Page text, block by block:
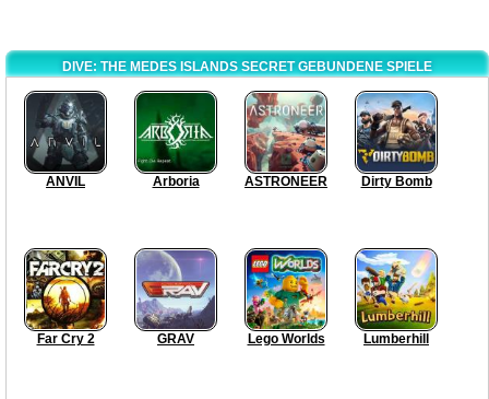
DIVE: THE MEDES ISLANDS SECRET GEBUNDENE SPIELE
ANVIL Arboria ASTRONEER Dirty Bomb
Far Cry 2 GRAV Lego Worlds Lumberhill